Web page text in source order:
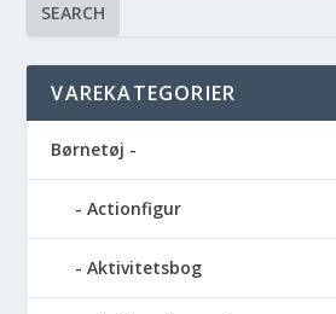
SEARCH
VAREKATEGORIER
Børnetøj -
Actionfigur
Aktivitetsbog